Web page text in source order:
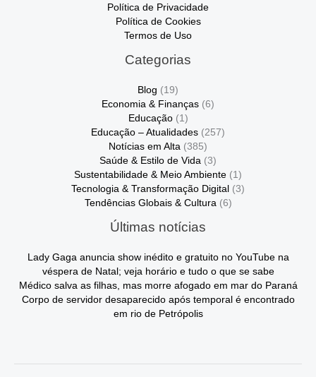
Política de Privacidade
Política de Cookies
Termos de Uso
Categorias
Blog (19)
Economia & Finanças (6)
Educação(1)
Educação – Atualidades (257)
Notícias em Alta (385)
Saúde & Estilo de Vida (3)
Sustentabilidade & Meio Ambiente (1)
Tecnologia & Transformação Digital (3)
Tendências Globais & Cultura(6)
Últimas notícias
Lady Gaga anuncia show inédito e gratuito no YouTube na
véspera de Natal; veja horário e tudo o que se sabe
Médico salva as filhas, mas morre afogado em mar do Paraná
Corpo de servidor desaparecido após temporal é encontrado
em rio de Petrópolis